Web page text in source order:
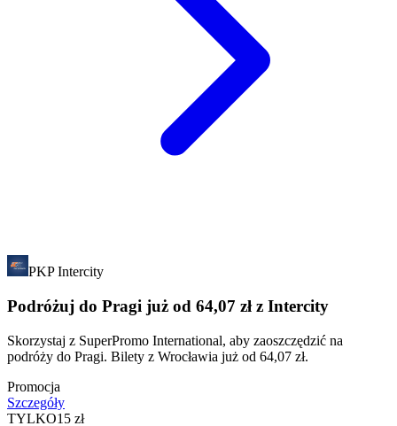
PKP Intercity
Podróżuj do Pragi już od 64,07 zł z Intercity
Skorzystaj z SuperPromo International, aby zaoszczędzić na
podróży do Pragi. Bilety z Wrocławia już od 64,07 zł.
Promocja
Szczegóły
TYLKO15 zł